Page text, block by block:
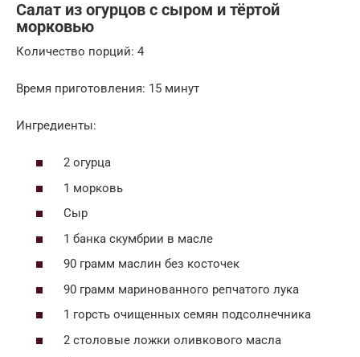
Салат из огурцов с сыром и тёртой
морковью
Количество порций: 4
Время приготовления: 15 минут
Ингредиенты:
2 огурца
1 морковь
Сыр
1 банка скумбрии в масле
90 грамм маслин без косточек
90 грамм маринованного репчатого лука
1 горсть очищенных семян подсолнечника
2 столовые ложки оливкового масла